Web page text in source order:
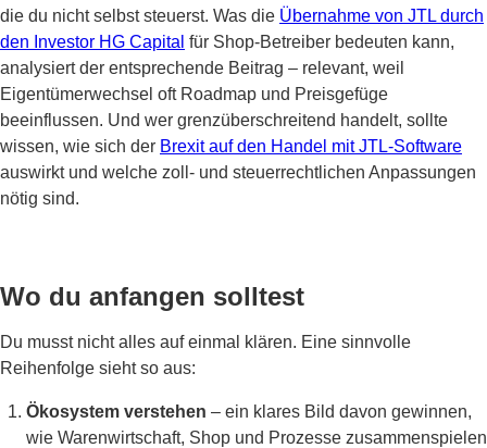
die du nicht selbst steuerst. Was die Übernahme von JTL durch
den Investor HG Capital für Shop-Betreiber bedeuten kann,
analysiert der entsprechende Beitrag – relevant, weil
Eigentümerwechsel oft Roadmap und Preisgefüge
beeinflussen. Und wer grenzüberschreitend handelt, sollte
wissen, wie sich der Brexit auf den Handel mit JTL-Software
auswirkt und welche zoll- und steuerrechtlichen Anpassungen
nötig sind.
Wo du anfangen solltest
Du musst nicht alles auf einmal klären. Eine sinnvolle
Reihenfolge sieht so aus:
Ökosystem verstehen – ein klares Bild davon gewinnen,
wie Warenwirtschaft, Shop und Prozesse zusammenspielen